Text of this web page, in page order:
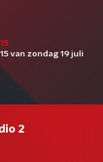
van zondag 19 juli
2